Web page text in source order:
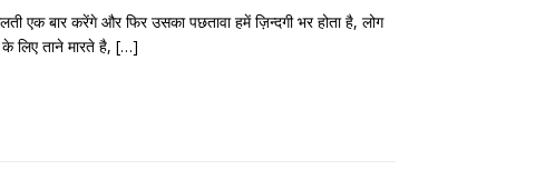
एक बार करेंगे और फिर उसका पछतावा हमें ज़िन्दगी भर होता है, लोग
लिए ताने मारते है, […]